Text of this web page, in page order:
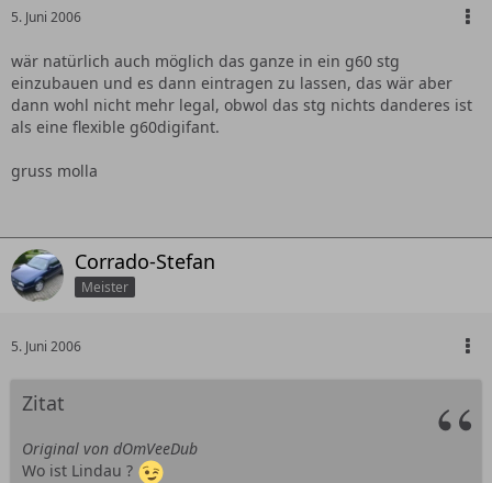
5. Juni 2006
wär natürlich auch möglich das ganze in ein g60 stg
einzubauen und es dann eintragen zu lassen, das wär aber
dann wohl nicht mehr legal, obwol das stg nichts danderes ist
als eine flexible g60digifant.
gruss molla
Corrado-Stefan
Meister
5. Juni 2006
Zitat
Original von dOmVeeDub
Wo ist Lindau ?